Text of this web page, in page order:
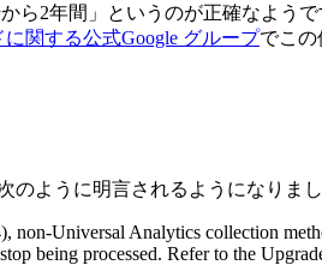
2年間」というのが正確なよう
関する公式Google グループでこの
ように明言されるようになりまし
non-Universal Analytics collection
being processed. Refer to the